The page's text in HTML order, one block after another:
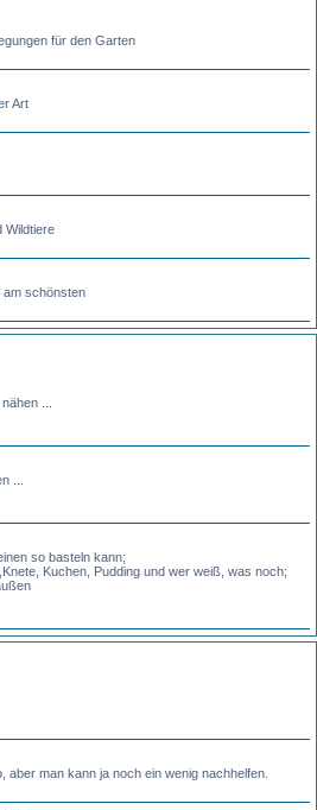
für den Garten
Art
Wildtiere
am schönsten
...
...
so basteln kann;
Kuchen, Pudding und wer weiß, was noch;
aber man kann ja noch ein wenig nachhelfen.